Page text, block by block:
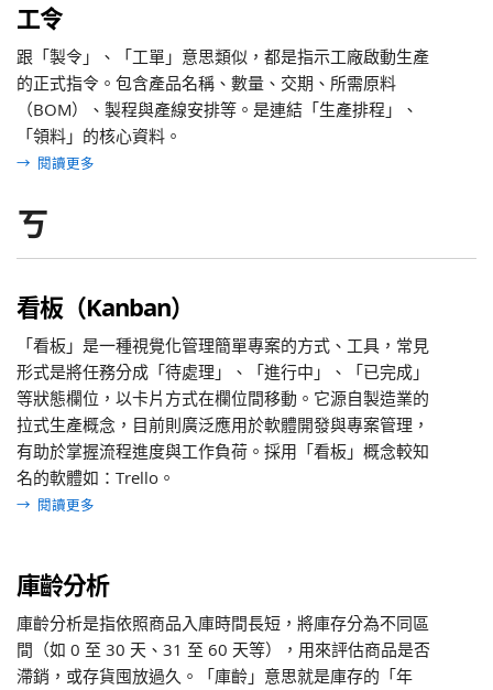
工令
跟「製令」、「工單」意思類似，都是指示工廠啟動生產
的正式指令。包含產品名稱、數量、交期、所需原料
（BOM）、製程與產線安排等。是連結「生產排程」、
「領料」的核心資料。
→ 閱讀更多
ㄎ
看板（Kanban）
「看板」是一種視覺化管理簡單專案的方式、工具，常見
形式是將任務分成「待處理」、「進行中」、「已完成」
等狀態欄位，以卡片方式在欄位間移動。它源自製造業的
拉式生產概念，目前則廣泛應用於軟體開發與專案管理，
有助於掌握流程進度與工作負荷。採用「看板」概念較知
名的軟體如：Trello。
→ 閱讀更多
庫齡分析
庫齡分析是指依照商品入庫時間長短，將庫存分為不同區
間（如 0 至 30 天、31 至 60 天等），用來評估商品是否
滯銷，或存貨囤放過久。「庫齡」意思就是庫存的「年